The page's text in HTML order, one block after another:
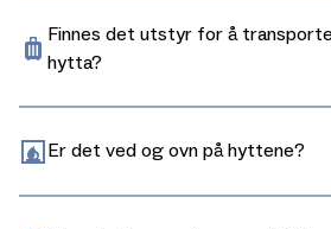
Finnes det utstyr for å
hytta?
Er det ved og ovn på hyttene?